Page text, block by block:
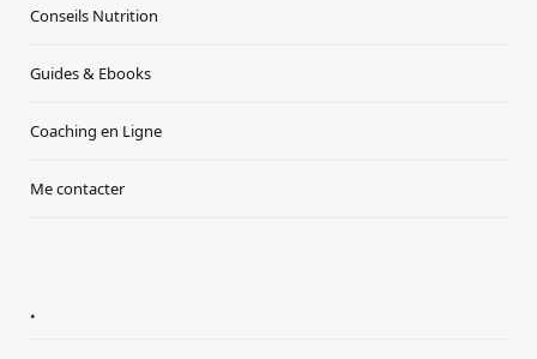
Conseils Nutrition
Guides & Ebooks
Coaching en Ligne
Me contacter
.